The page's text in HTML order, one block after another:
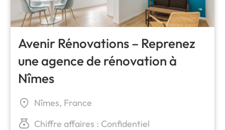
Avenir Rénovations – Reprenez
une agence de rénovation à
Nîmes
Nîmes, France
Chiffre affaires : Confidentiel